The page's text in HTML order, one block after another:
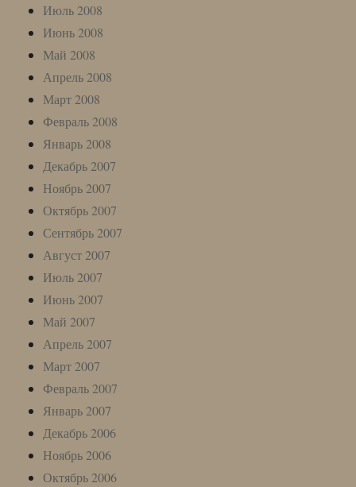
Июль 2008
Июнь 2008
Май 2008
Апрель 2008
Март 2008
Февраль 2008
Январь 2008
Декабрь 2007
Ноябрь 2007
Октябрь 2007
Сентябрь 2007
Август 2007
Июль 2007
Июнь 2007
Май 2007
Апрель 2007
Март 2007
Февраль 2007
Январь 2007
Декабрь 2006
Ноябрь 2006
Октябрь 2006